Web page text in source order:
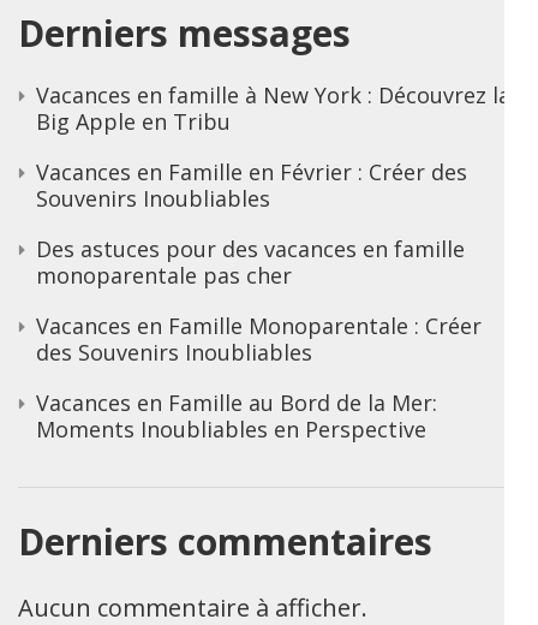
Derniers messages
Vacances en famille à New York : Découvrez la
Big Apple en Tribu
Vacances en Famille en Février : Créer des
Souvenirs Inoubliables
Des astuces pour des vacances en famille
monoparentale pas cher
Vacances en Famille Monoparentale : Créer
des Souvenirs Inoubliables
Vacances en Famille au Bord de la Mer:
Moments Inoubliables en Perspective
Derniers commentaires
Aucun commentaire à afficher.